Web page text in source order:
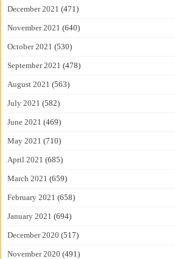
December 2021 (471)
November 2021 (640)
October 2021 (530)
September 2021 (478)
August 2021 (563)
July 2021 (582)
June 2021 (469)
May 2021 (710)
April 2021 (685)
March 2021 (659)
February 2021 (658)
January 2021 (694)
December 2020 (517)
November 2020 (491)